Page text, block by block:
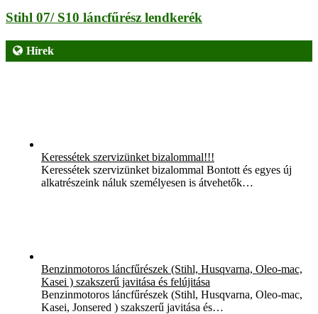
Stihl 07/ S10 láncfűrész lendkerék
Hírek
Keressétek szervizünket bizalommal!!!
Keressétek szervizünket bizalommal Bontott és egyes új
alkatrészeink náluk személyesen is átvehetők…
Benzinmotoros láncfűrészek (Stihl, Husqvarna, Oleo-mac,
Kasei ) szakszerű javitása és felújitása
Benzinmotoros láncfűrészek (Stihl, Husqvarna, Oleo-mac,
Kasei, Jonsered ) szakszerű javitása és…